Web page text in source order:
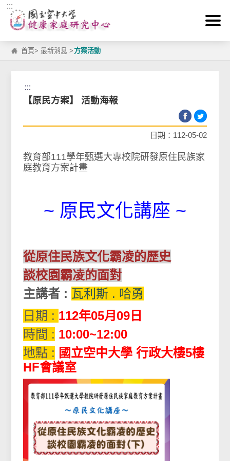
跳到主要內容區塊
:::
首頁>最新消息 >方案活動
:::
【原民方案】 活動海報
日期：112-05-02
教育部111學年甄選大專校院研發原住民族家
庭教育方案計畫
~ 原民文化講座 ~
從原住民族文化霸凌的歷史
談校園霸凌的面對
主講者 : 瓦利斯 . 哈勇
日期 : 112年05月09日
時間 : 10:00~12:00
地點 : 國立空中大學 行政大樓5樓
HF會議室